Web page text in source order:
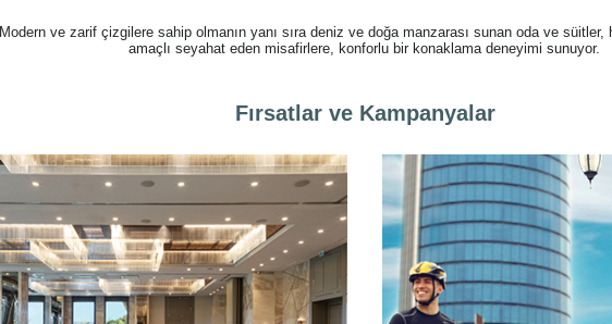
Modern ve zarif çizgilere sahip olmanın yanı sıra deniz ve doğa manzarası sunan oda ve süitler,
amaçlı seyahat eden misafirlere, konforlu bir konaklama deneyimi sunuyor.
Fırsatlar ve Kampanyalar